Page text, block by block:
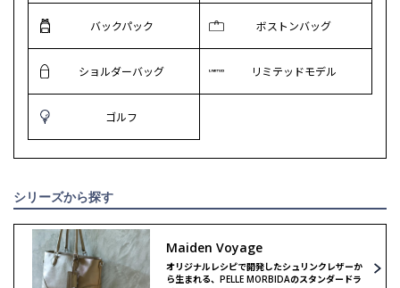
バックパック ボストンバッグ
ショルダーバッグ リミテッドモデル
ゴルフ
シリーズから探す
Maiden Voyage
オリジナルレシピで開発したシュリンクレザーか
ら生まれる、PELLE MORBIDAのスタンダードラ